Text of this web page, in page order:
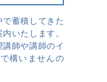
蓄積してきた
いたします。
師や講師のイ
構いませんの